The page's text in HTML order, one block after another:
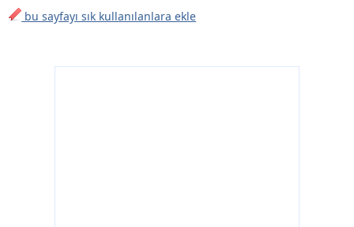
bu sayfayı sık kullanılanlara ekle